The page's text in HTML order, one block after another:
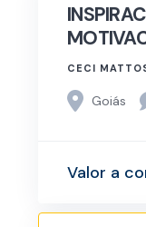
CECI
Goiás
Valor a